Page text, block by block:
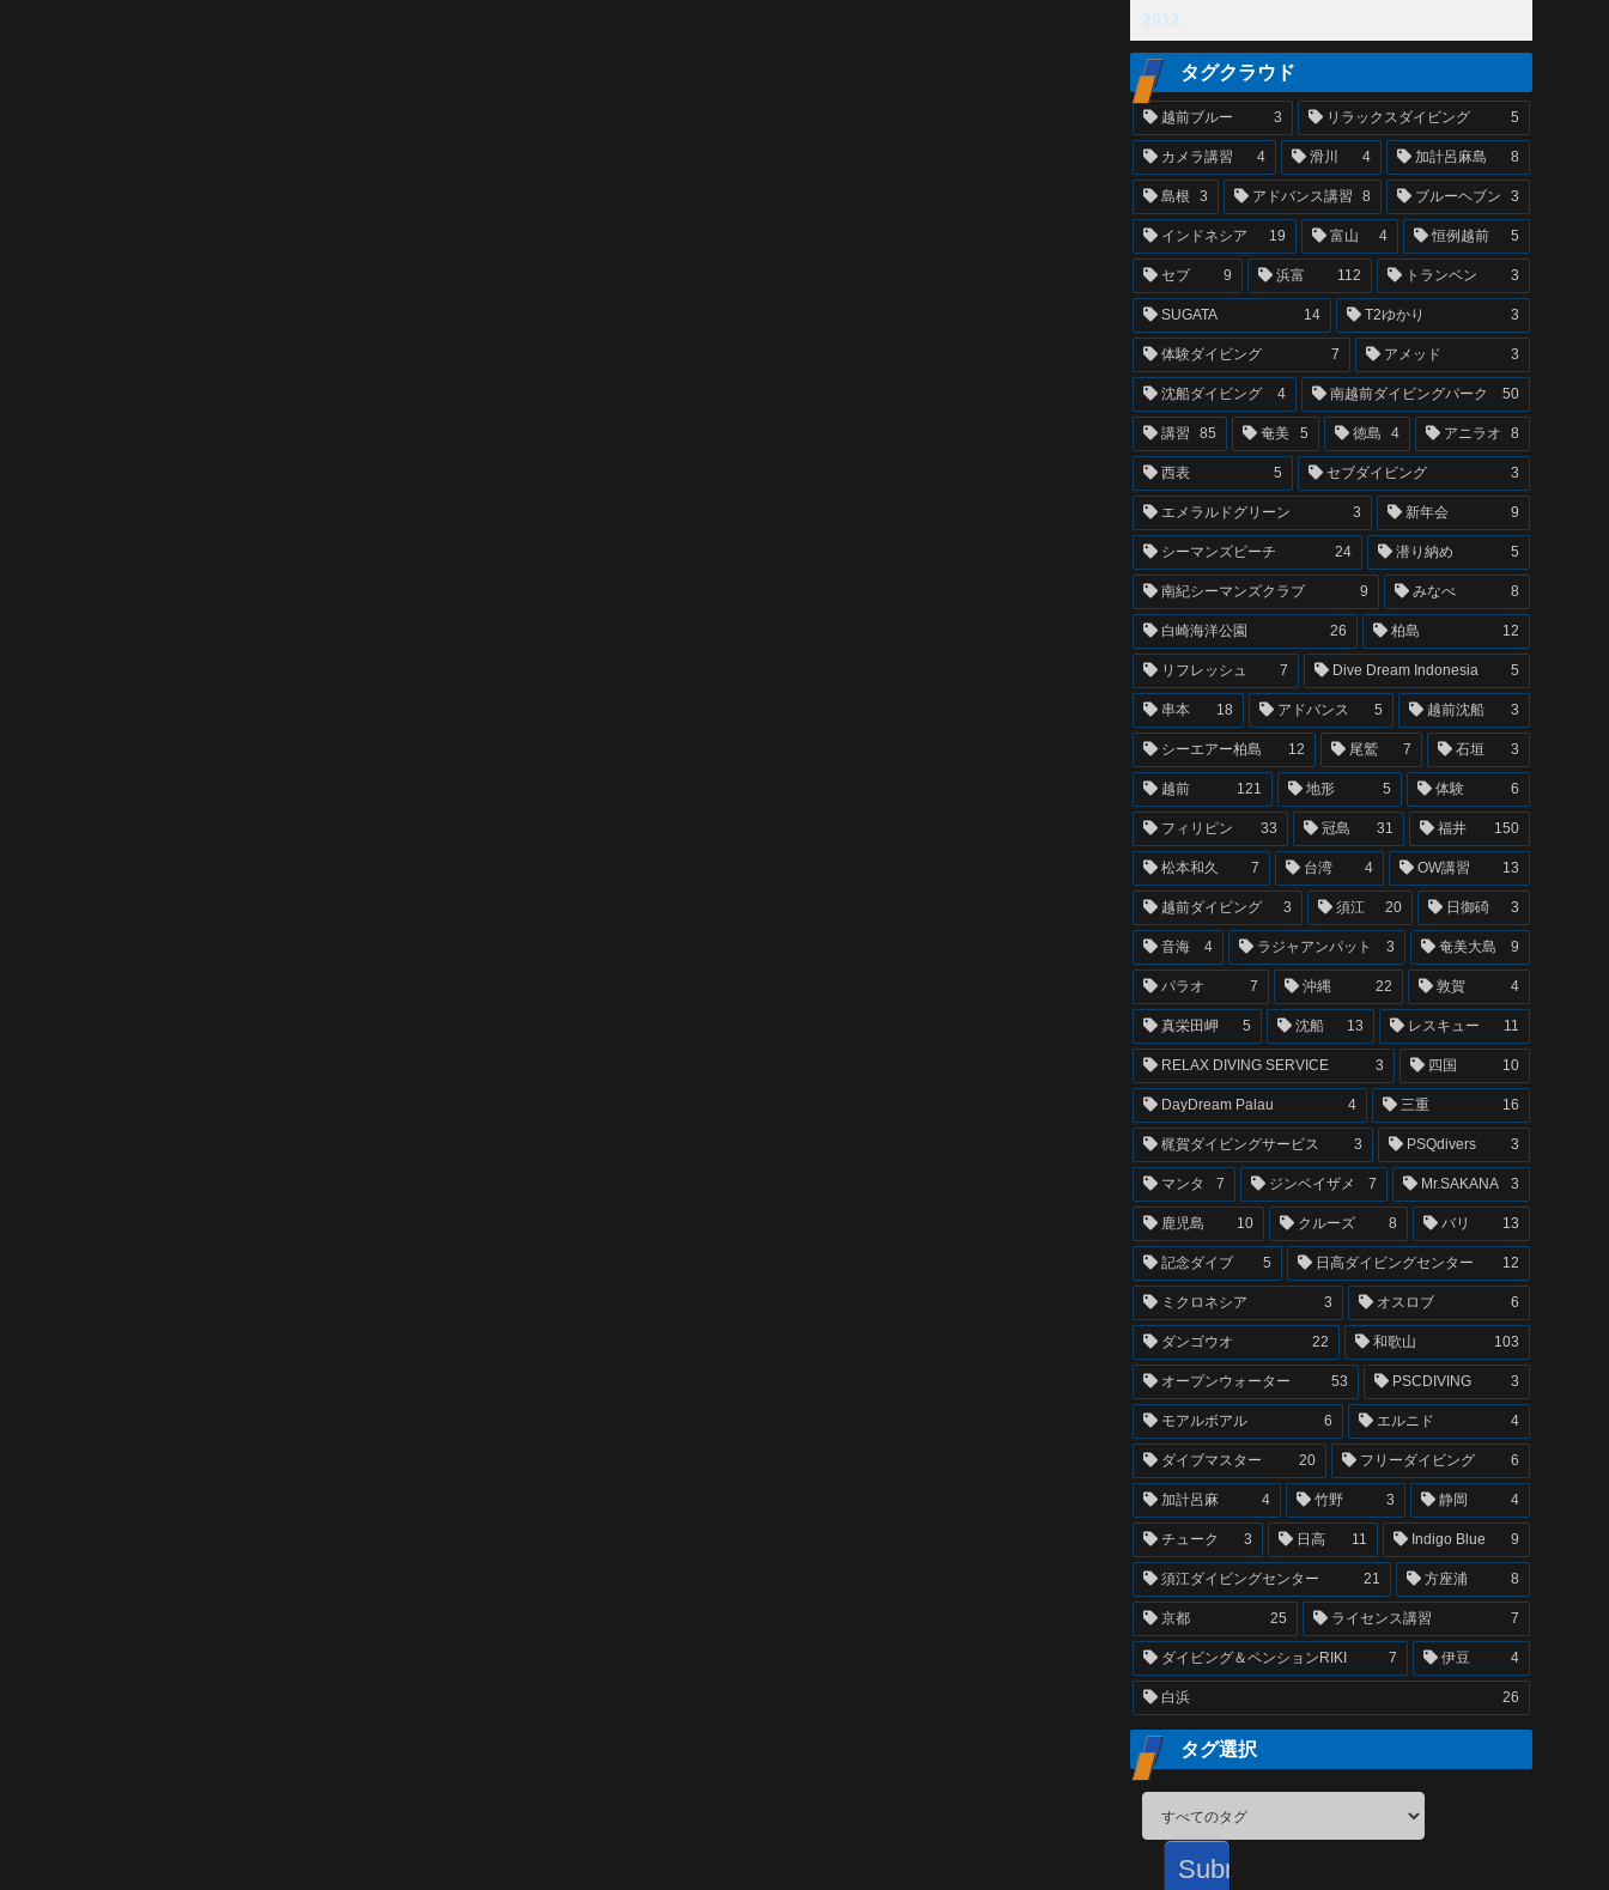
2012
タグクラウド
越前ブルー 3 リラックスダイビング 5
カメラ講習 4 滑川 4 加計呂麻島 8
島根 3 アドバンス講習 8 ブルーヘブン 3
インドネシア 19 富山 4 恒例越前 5
セブ 9 浜富 112 トランベン 3
SUGATA 14 T2ゆかり 3
体験ダイビング 7 アメッド 3
沈船ダイビング 4 南越前ダイビングパーク 50
講習 85 奄美 5 徳島 4 アニラオ 8
西表 5 セブダイビング 3
エメラルドグリーン 3 新年会 9
シーマンズビーチ 24 潜り納め 5
南紀シーマンズクラブ 9 みなべ 8
白崎海洋公園 26 柏島 12
リフレッシュ 7 Dive Dream Indonesia 5
串本 18 アドバンス 5 越前沈船 3
シーエアー柏島 12 尾鷲 7 石垣 3
越前 121 地形 5 体験 6
フィリピン 33 冠島 31 福井 150
松本和久 7 台湾 4 OW講習 13
越前ダイビング 3 須江 20 日御碕 3
音海 4 ラジャアンパット 3 奄美大島 9
パラオ 7 沖縄 22 敦賀 4
真栄田岬 5 沈船 13 レスキュー 11
RELAX DIVING SERVICE 3 四国 10
DayDream Palau 4 三重 16
梶賀ダイビングサービス 3 PSQdivers 3
マンタ 7 ジンベイザメ 7 Mr.SAKANA 3
鹿児島 10 クルーズ 8 バリ 13
記念ダイブ 5 日高ダイビングセンター 12
ミクロネシア 3 オスロブ 6
ダンゴウオ 22 和歌山 103
オープンウォーター 53 PSCDIVING 3
モアルボアル 6 エルニド 4
ダイブマスター 20 フリーダイビング 6
加計呂麻 4 竹野 3 静岡 4
チューク 3 日高 11 Indigo Blue 9
須江ダイビングセンター 21 方座浦 8
京都 25 ライセンス講習 7
ダイビング＆ペンションRIKI 7 伊豆 4
白浜 26
タグ選択